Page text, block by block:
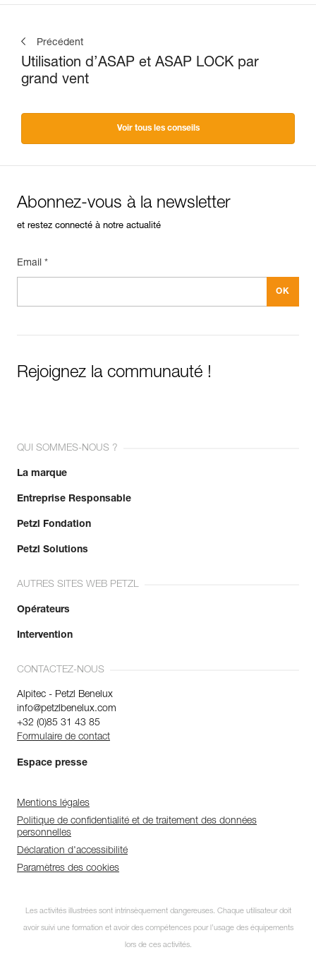
Précédent
Utilisation d’ASAP et ASAP LOCK par
grand vent
Voir tous les conseils
Abonnez-vous à la newsletter
et restez connecté à notre actualité
Email *
Rejoignez la communauté !
QUI SOMMES-NOUS ?
La marque
Entreprise Responsable
Petzl Fondation
Petzl Solutions
AUTRES SITES WEB PETZL
Opérateurs
Intervention
CONTACTEZ-NOUS
Alpitec - Petzl Benelux
info@petzlbenelux.com
+32 (0)85 31 43 85
Formulaire de contact
Espace presse
Mentions légales
Politique de confidentialité et de traitement des données
personnelles
Déclaration d'accessibilité
Paramètres des cookies
Les activités illustrées sont intrinsèquement dangereuses. Chaque utilisateur doit
avoir suivi une formation et avoir des compétences pour l’usage des équipements
lors de ces activités.